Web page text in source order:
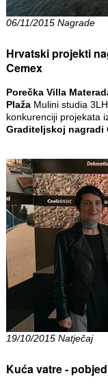
06/11/2015 Nagrade
Hrvatski projekti
Cemex
Porečka Villa
Plaža Mulini studia
konkurenciji projekata
Graditeljskoj nagradi
19/10/2015 Natječaj
Kuća vatre -